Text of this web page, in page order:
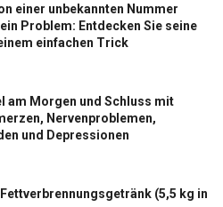
einer unbekannten Nummer
Problem: Entdecken Sie seine
einfachen Trick
am Morgen und Schluss mit
Nervenproblemen,
und Depressionen
(5,5 kg in